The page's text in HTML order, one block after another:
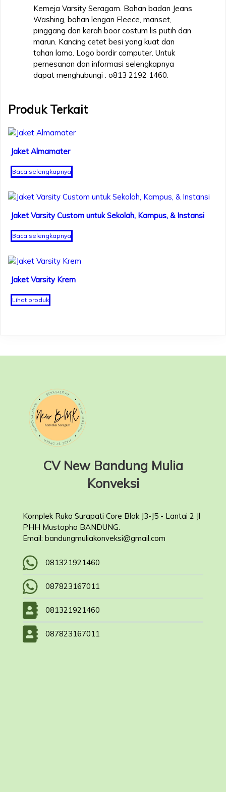
Kemeja Varsity Seragam. Bahan badan Jeans
Washing, bahan lengan Fleece, manset,
pinggang dan kerah boor costum lis putih dan
marun. Kancing cetet besi yang kuat dan
tahan lama. Logo bordir computer. Untuk
pemesanan dan informasi selengkapnya
dapat menghubungi : o813 2192 1460.
Produk Terkait
Jaket Almamater
Baca selengkapnya
Jaket Varsity Custom untuk Sekolah, Kampus, & Instansi
Baca selengkapnya
Jaket Varsity Krem
Lihat produk
CV New Bandung Mulia
Konveksi
Komplek Ruko Surapati Core Blok J3-J5 - Lantai 2 Jl
PHH Mustopha BANDUNG.
Email: bandungmuliakonveksi@gmail.com
081321921460
087823167011
081321921460
087823167011